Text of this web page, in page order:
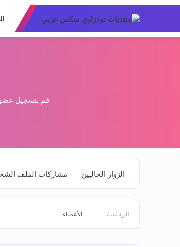
قم بتسجيل
الزوار الحاليين مشاركات الملف
الرئيسية الأعضاء